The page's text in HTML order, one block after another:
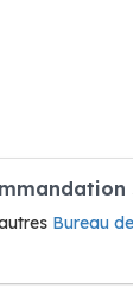
Bureau